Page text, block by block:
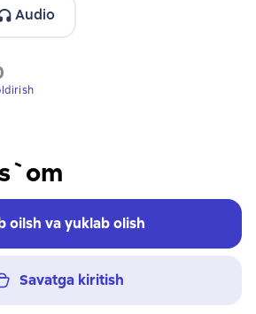
Audio
oilsh va yuklab olish
Savatga kiritish